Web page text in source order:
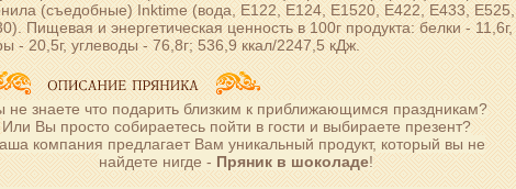
(съедобные) Inktime (вода, Е122, Е124, Е1520, Е422, Е433, Е525,
Пищевая и энергетическая ценность в 100г продукта: белки - 11,6г,
- 20,5г, углеводы - 76,8г; 536,9 ккал/2247,5 кДж.
не знаете что подарить близким к приближающимся праздникам?
Или Вы просто собираетесь пойти в гости и выбираете презент?
компания предлагает Вам уникальный продукт, который вы не
найдете нигде - Пряник в шоколаде!